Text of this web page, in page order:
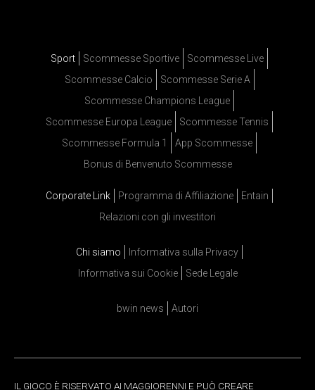
Sport Scommesse Sportive
Scommesse Live
Scommesse Calcio
Scommesse Serie A
Scommesse Champions League
Scommesse Europa League
Scommesse Tennis
Scommesse Formula 1
App Scommesse
Bonus di Benvenuto Scommesse
Corporate Link Programma di Affiliazione
Entain
Relazioni con gli investitori
Chi siamo
Informativa sulla Privacy
Informativa sui Cookie
Sede Legale
bwin news Autori
IL GIOCO È RISERVATO AI MAGGIORENNI E PUÒ CREARE